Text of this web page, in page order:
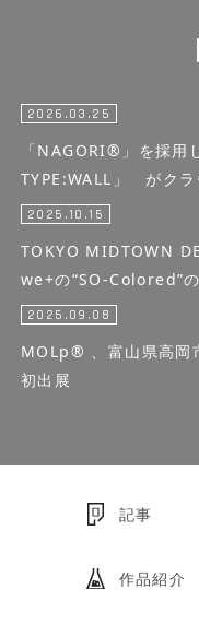
2026.03.25
「NAGORI®」を採用
TYPE:WALL」 がクラ
2025.10.15
TOKYO MIDTOWN
we+の“SO-Colored”
2025.09.08
MOLp® 、富山県高岡
初出展
記事
作品紹介